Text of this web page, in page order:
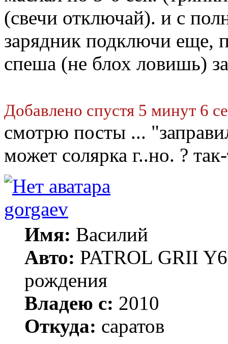
(свечи отключай). и с
зарядник подключи еще,
спеша (не блох ловишь)
Добавлено спустя 5 минут 6
смотрю посты ...
может солярка г..но. ?
gorgaev
Имя: Василий
Авто: PATROL GRII
рождения
Владею с: 2010
Откуда: саратов